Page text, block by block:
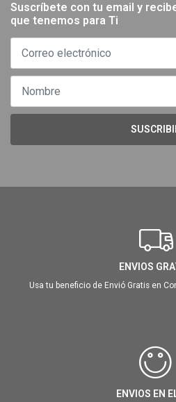
Suscríbete con tu email y
que tenemos para Ti
ENVIOS
Usa tu beneficio de Envió Gratis en
ENVIOS EN